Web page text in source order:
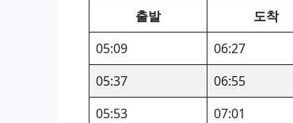
출발 도착
05:09
06:27
05:37
06:55
05:53
07:01